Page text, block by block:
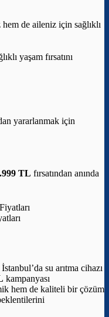
de aileniz için sağlıklı
yaşam fırsatını
yararlanmak için
TL fırsatından anında
su arıtma cihazı
kampanyası
hem de kaliteli bir çözüm